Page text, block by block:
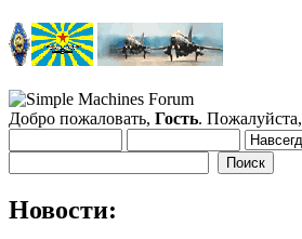
Добро пожаловать, Гость. Пожалуйста,
Новости: